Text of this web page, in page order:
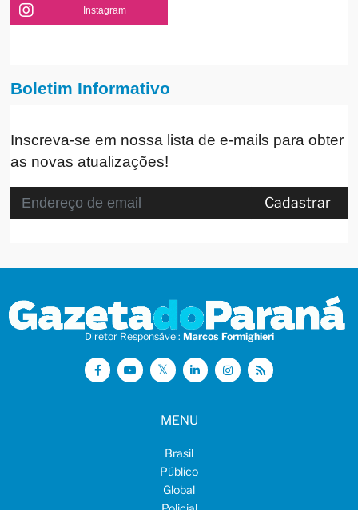
Instagram
Boletim Informativo
Inscreva-se em nossa lista de e-mails para obter
as novas atualizações!
Cadastrar
Diretor Responsável: Marcos Formighieri
MENU
Brasil
Público
Global